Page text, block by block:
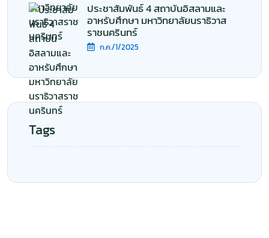
ประชาสัมพันธ์ 4 สถาบันอิสลามและ
อาหรับศึกษา มหาวิทยาลัยนราธิวาส
ราชนครินทร์
ก.ค./1/2025
Tags